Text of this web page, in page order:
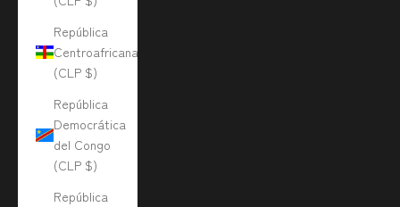
República
Centroafricana
(CLP $)
República
Democrática
del Congo
(CLP $)
República